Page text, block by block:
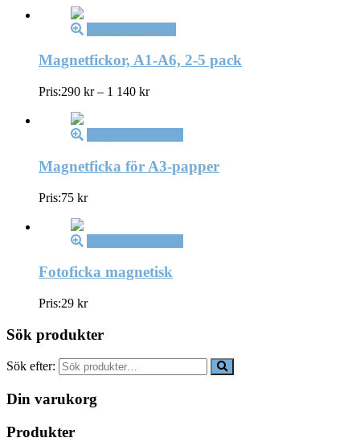
Magnetfickor, A1-A6, 2-5 pack
Pris:290 kr– 1 140 kr
Magnetficka för A3-papper
Pris:75 kr
Fotoficka magnetisk
Pris:29 kr
Sök produkter
Sök efter:
Din varukorg
Produkter